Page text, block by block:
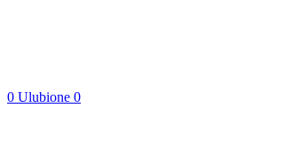
0 Ulubione 0